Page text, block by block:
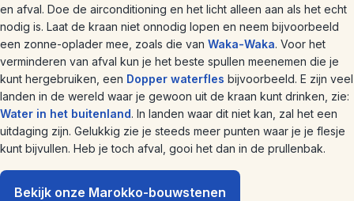
en afval. Doe de airconditioning en het licht alleen aan als het echt
nodig is. Laat de kraan niet onnodig lopen en neem bijvoorbeeld
een zonne-oplader mee, zoals die van Waka-Waka. Voor het
verminderen van afval kun je het beste spullen meenemen die je
kunt hergebruiken, een Dopper waterfles bijvoorbeeld. E zijn veel
landen in de wereld waar je gewoon uit de kraan kunt drinken, zie:
Water in het buitenland. In landen waar dit niet kan, zal het een
uitdaging zijn. Gelukkig zie je steeds meer punten waar je je flesje
kunt bijvullen. Heb je toch afval, gooi het dan in de prullenbak.
Bekijk onze Marokko-bouwstenen